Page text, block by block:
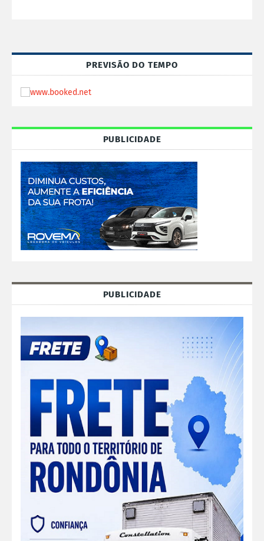
PREVISÃO DO TEMPO
PUBLICIDADE
PUBLICIDADE